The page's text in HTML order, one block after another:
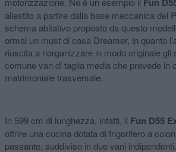
allestito a partire dalla base meccanica del
schema abitativo proposto da questo
ormai un must di casa Dreamer, in quanto
riuscita a riorganizzare in modo originale gli
comune van di taglia media che prevede in
matrimoniale trasversale.
In 599 cm di lunghezza, infatti, il Fun D55
offrire una cucina dotata di frigorifero a
passante, suddiviso in due vani